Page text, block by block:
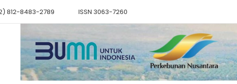
812-8483-2789 ISSN 3063-7260